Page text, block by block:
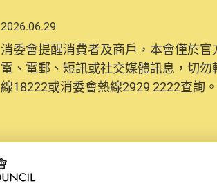
2026.06.29
消委會提醒消費者及商戶，本會僅於
電、電郵、短訊或社交媒體訊息，切
線18222或消委會熱線2929 2222查詢。